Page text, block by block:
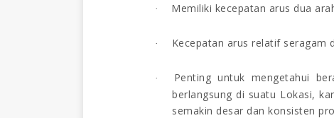
· Memiliki kecepatan arus dua
· Kecepatan arus relatif seragam
·
Penting untuk mengetahui
berlangsung di suatu Lokasi,
semakin desar dan konsisten